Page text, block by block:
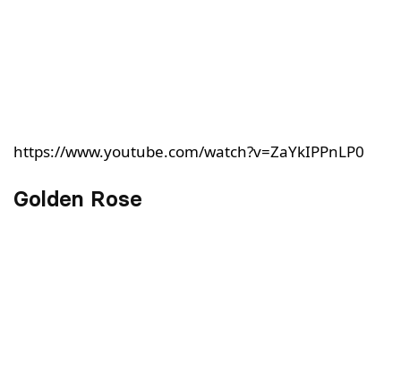
https://www.youtube.com/watch?v=ZaYkIPPnLP0
Golden Rose